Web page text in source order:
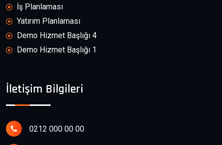
İş Planlaması
Yatırım Planlaması
Demo Hizmet Başlığı 4
Demo Hizmet Başlığı 1
İletişim Bilgileri
0212 000 00 00